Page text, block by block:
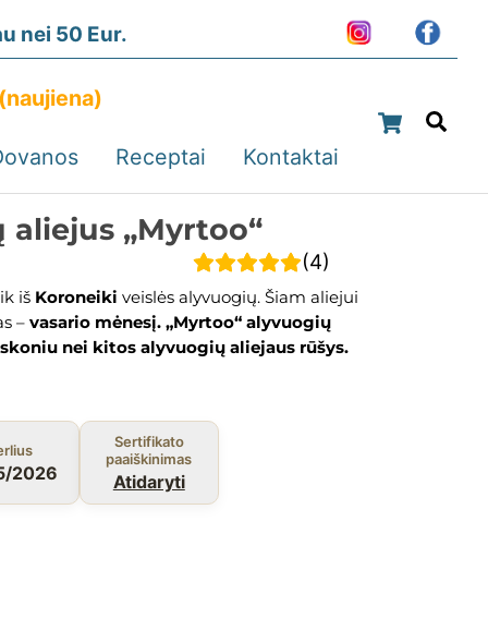
nei 50 Eur.
Cart
Receptai Kontaktai
„Myrtoo“
(4)
iš Koroneiki veislės alyvuogių. Šiam aliejui
– vasario mėnesį. „Myrtoo“ alyvuogių
nei kitos alyvuogių aliejaus rūšys.
2026
Sertifikato
paaiškinimas
Atidaryti